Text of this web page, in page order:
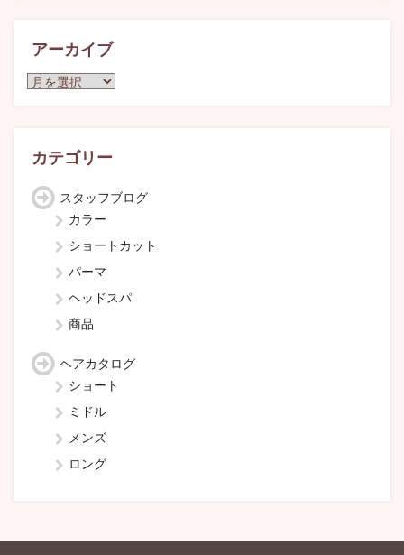
アーカイブ
ア
ブ
カテゴリー
スタッフブログ
カラー
ショートカット
パーマ
ヘッドスパ
商品
ヘアカタログ
ショート
ミドル
メンズ
ロング